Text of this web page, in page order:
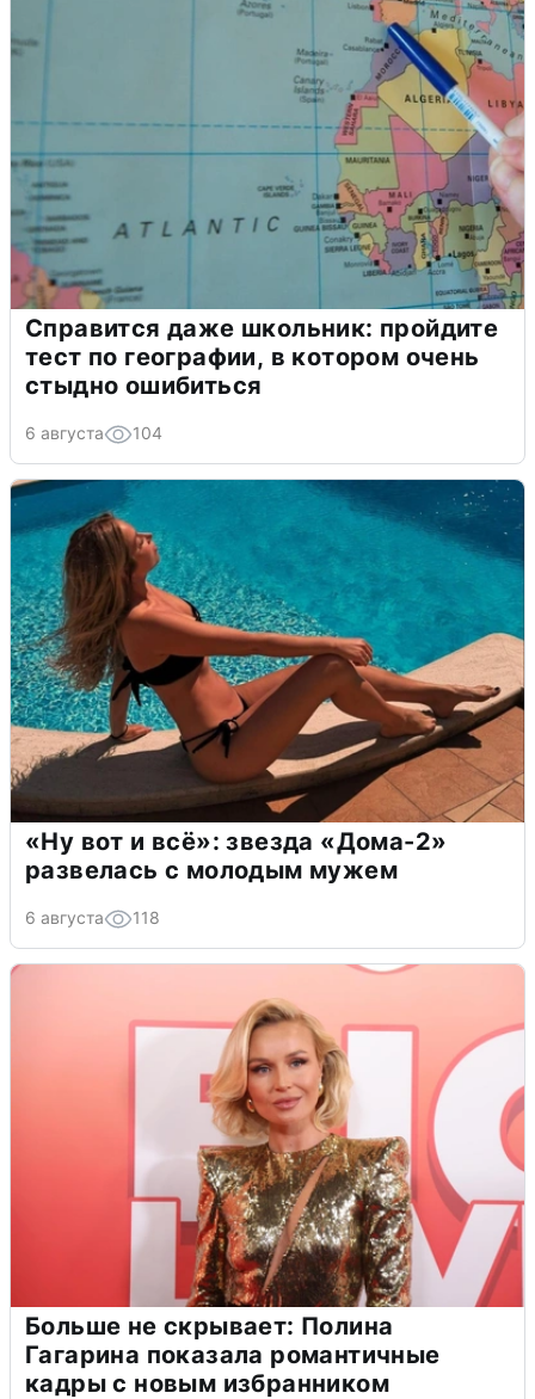
Справится даже школьник: пройдите
тест по географии, в котором очень
стыдно ошибиться
6 августа 104
«Ну вот и всё»: звезда «Дома-2»
развелась с молодым мужем
6 августа 118
Больше не скрывает: Полина
Гагарина показала романтичные
кадры с новым избранником